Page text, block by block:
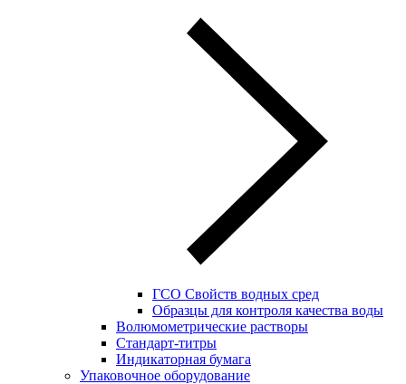
ГСО Свойств водных сред
Образцы для контроля качества воды
Волюмометрические растворы
Стандарт-титры
Индикаторная бумага
Упаковочное оборудование